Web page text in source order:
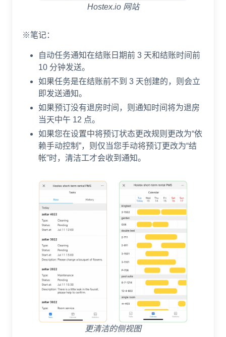
Hostex.io 网站
※笔记：
自动任务通知在结账日期前 3 天和结账时间前
10 分钟发送。
如果任务是在结账前不到 3 天创建的，则会立
即发送通知。
如果预订没有退房时间，则通知时间将为退房
当天中午 12 点。
如果您在设置中将预订状态更改规则更改为“依
赖手动控制”，则仅当您手动将预订更改为“结
帐”时，清洁工才会收到通知。
更清洁的侧视图